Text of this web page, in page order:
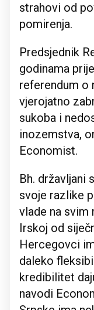
strahovi od
pomirenja.
Predsjednik
godinama
referendum o
vjerojatno
sukoba i
inozemstva,
Economist.
Bh. državljani
svoje razlike
vlade na svim
Irskoj od
Hercegovci
daleko
kredibilitet
navodi